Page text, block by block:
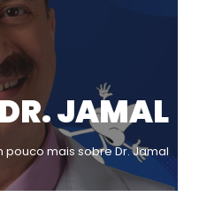
JAMAL
pouco mais sobre Dr. Jamal